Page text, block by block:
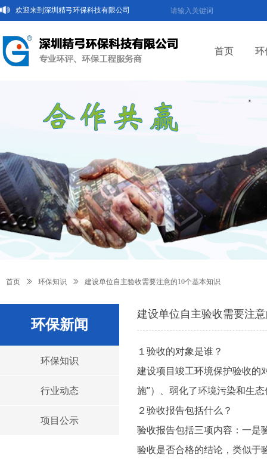
欢迎来到深圳精弓环保科技有限公司
首页 环
环保新闻
环保知识
行业动态
项目公示
首页 ꅀ 环保知识 ꅀ 建设单位自主验收需要注意的10个基本知识
建设单位自主验收需要注
１验收的对象是谁？
建设项目竣工环境保护验收的
施”）、弱化了环境污染和生
２验收报告包括什么？
验收报告包括三项内容：一是
验收是否合格的结论，类似于